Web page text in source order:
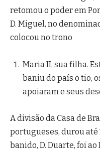
retomou o poder em
D. Miguel, no
colocou no trono
Maria II, sua filha.
baniu do país o tio,
apoiaram e seus
A divisão da Casa de
portugueses, durou até
banido, D. Duarte, foi